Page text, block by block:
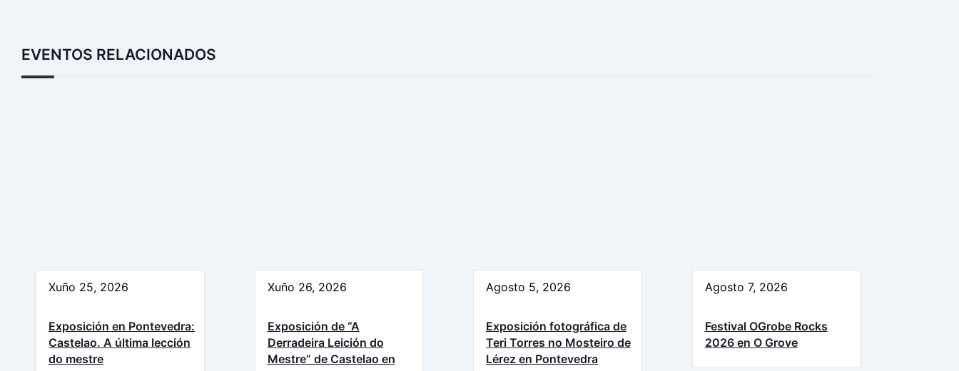
EVENTOS RELACIONADOS
Xuño 25, 2026
Exposición en Pontevedra:
Castelao. A última lección
do mestre
Xuño 26, 2026
Exposición de “A
Derradeira Leición do
Mestre” de Castelao en
Agosto 5, 2026
Exposición fotográfica de
Teri Torres no Mosteiro de
Lérez en Pontevedra
Agosto 7, 2026
Festival OGrobe Rocks
2026 en O Grove